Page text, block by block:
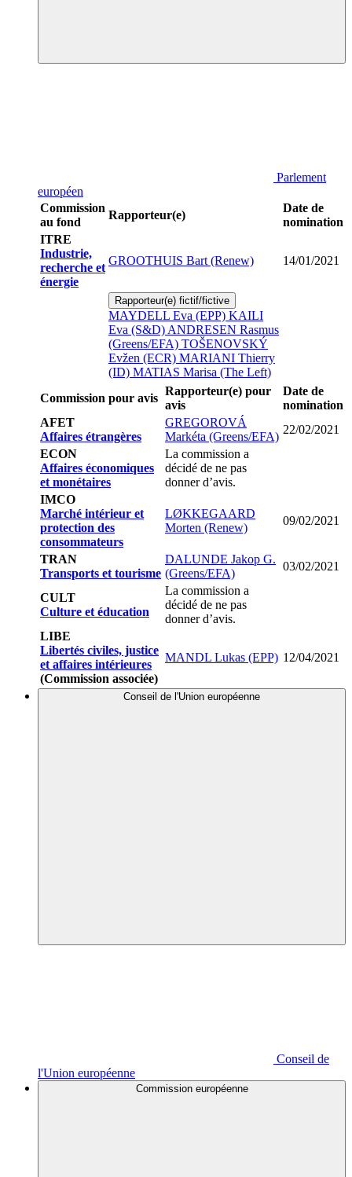
Parlement
européen
Commission
au fond
Rapporteur(e)
Date de
nomination
ITRE
Industrie,
recherche et
énergie
GROOTHUIS Bart (Renew) 14/01/2021
Rapporteur(e) fictif/fictive
MAYDELL Eva (EPP) KAILI
Eva (S&D) ANDRESEN Rasmus
(Greens/EFA) TOŠENOVSKÝ
Evžen (ECR) MARIANI Thierry
(ID) MATIAS Marisa (The Left)
Commission pour avis
Rapporteur(e) pour
avis
Date de
nomination
AFET
Affaires étrangères
GREGOROVÁ
Markéta (Greens/EFA)
22/02/2021
ECON
Affaires économiques
et monétaires
La commission a
décidé de ne pas
donner d’avis.
IMCO
Marché intérieur et
protection des
consommateurs
LØKKEGAARD
Morten (Renew)
09/02/2021
TRAN
Transports et tourisme
DALUNDE Jakop G.
(Greens/EFA)
03/02/2021
CULT
Culture et éducation
La commission a
décidé de ne pas
donner d’avis.
LIBE
Libertés civiles, justice
et affaires intérieures
(Commission associée)
MANDL Lukas (EPP) 12/04/2021
Conseil de l'Union européenne
Conseil de
l'Union européenne
Commission européenne